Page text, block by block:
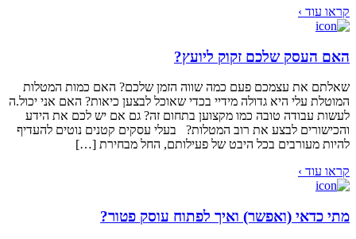
קראו עוד ›
האם העסק שלכם זקוק ליועץ?
שאלתם את עצמכם פעם כמה שווה הזמן שלכם? האם כמות המטלות
המוטלת עלי היא גדולה מידיי בכדי שאוכל לבצען כיאות? האם אני יכול.ה
לעשות עבודה טובה כמו מקצוען בתחום זה? גם אם יש לכם את הידע
והכישורים לבצע את רוב המטלות? בעלי עסקים קטנים נוטים להעדיף
להיות מעורבים בכל היבט של פעילותם, החל מבחירת […]
קראו עוד ›
מתי כדאי (ואפשר) ואיך לפתוח עוסק פטור?